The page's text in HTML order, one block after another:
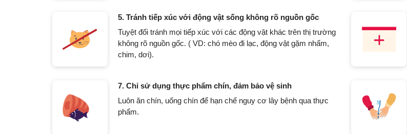
5. Tránh tiếp xúc với động vật sống không rõ nguồn gốc
Tuyệt đối tránh mọi tiếp xúc với các động vật khác trên thị trường
không rõ nguồn gốc. ( VD: chó mèo đi lạc, động vật gặm nhấm,
chim, dơi).
7. Chỉ sử dụng thực phẩm chín, đảm bảo vệ sinh
Luôn ăn chín, uống chín để hạn chế nguy cơ lây bệnh qua thực
phẩm.